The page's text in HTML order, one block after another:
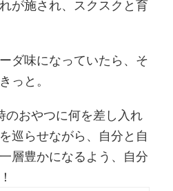
が施され、スクスクと育
ダ味になっていたら、そ
っと。
のおやつに何を差し入れ
巡らせながら、自分と自
層豊かになるよう、自分